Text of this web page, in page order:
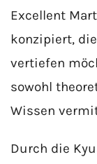
Excellent
konzipiert,
vertiefen
sowohl
Wissen
Durch die